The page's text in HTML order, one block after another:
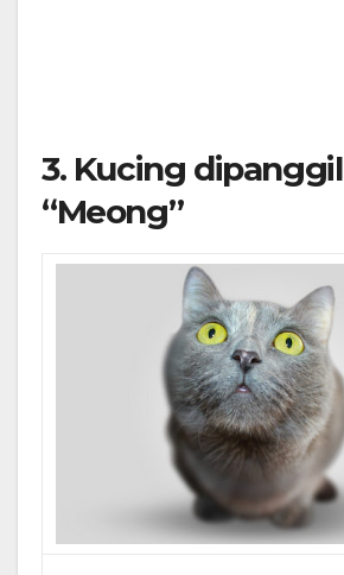
3. Kucing dipanggil
“Meong”